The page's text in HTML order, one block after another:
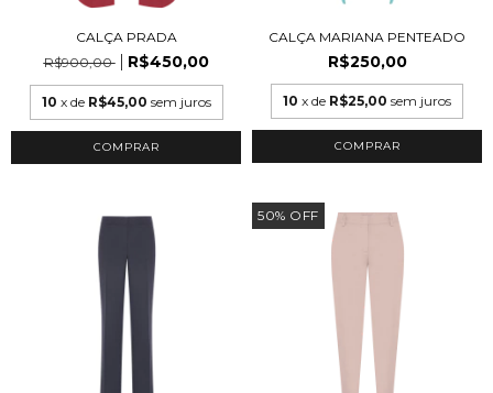
CALÇA PRADA
R$900,00
R$450,00
10 x de R$45,00 sem juros
COMPRAR
CALÇA MARIANA PENTEADO
R$250,00
10 x de R$25,00 sem juros
COMPRAR
50% OFF